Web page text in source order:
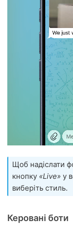
Щоб надіслати
кнопку «Live» у
виберіть стиль.
Керовані боти